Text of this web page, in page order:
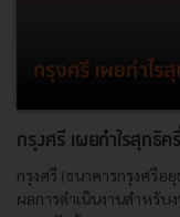
กรุงศรี เผยกำไรสุทธิ
กรุงศรี (ธนาคารกรุงศรีอ
ผลการดำเนินงานสำหรับ